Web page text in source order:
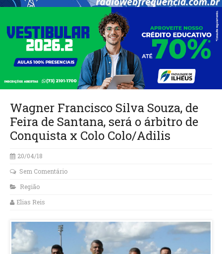
Wagner Francisco Silva Souza, de
Feira de Santana, será o árbitro de
Conquista x Colo Colo/Adilis
20/04/18
Sem Comentário
Região
Elias Reis